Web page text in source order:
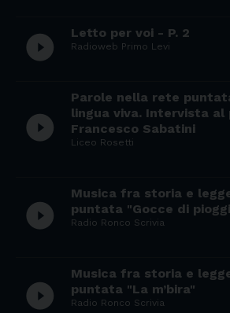
play_circle_filled Letto per voi - P. 2
Radioweb Primo Levi
play_circle_filled
Parole nella rete
lingua viva. Intervista al
Francesco Sabatini
Liceo Rosetti
play_circle_filled
Musica fra storia e
puntata "Gocce di
Radio Ronco Scrivia
play_circle_filled
Musica fra storia e
puntata "La m’bira"
Radio Ronco Scrivia